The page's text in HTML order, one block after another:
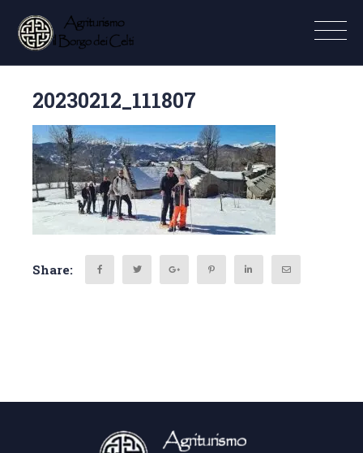
20230212_111807
Share: